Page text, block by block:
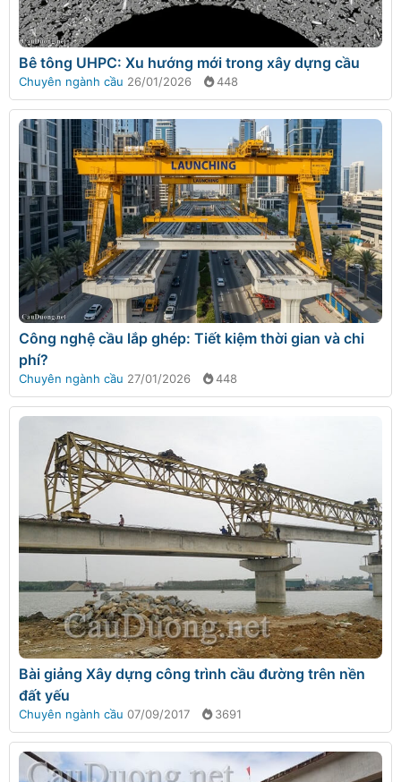
Bê tông UHPC: Xu hướng mới trong xây dựng cầu
Chuyên ngành cầu 26/01/2026 448
Công nghệ cầu lắp ghép: Tiết kiệm thời gian và chi
phí?
Chuyên ngành cầu 27/01/2026 448
Bài giảng Xây dựng công trình cầu đường trên nền
đất yếu
Chuyên ngành cầu 07/09/2017 3691